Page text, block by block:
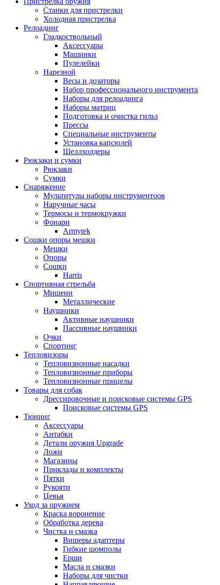
Станки для пристрелки
Холодная пристрелка
Релоадинг
Гладкоствольный
Аксессуары
Машинки
Пулелейки
Нарезной
Весы и дозаторы
Набор профессионального инструмента
Наборы для релоадинга
Наборы матриц
Подготовка и очистка гильз
Прессы
Специальные инструменты
Установка капсюлей
Шеллхолдеры
Рюкзаки и сумки
Рюкзаки
Сумки
Снаряжение
Мультитулы наборы инструментоов
Наручные часы
Термосы и термокружки
Фонари
Armytek
Сошки опоры мешки
Мешки
Опоры
Сошки
Harris
Спортивная стрельба
Мишени
Металлические
Наушники
Активные наушники
Пассивные наушники
Очки
Спортинг
Тепловизоры
Тепловизионные насадки
Тепловизионные приборы
Тепловизионные прицелы
Товары для собак
Дрессировочные и поисковые системы GPS
Поисковые системы GPS
Тюнинг
Аксессуары
Антабки
Детали оружия Upgrade
Ложи
Магазины
Приклады и комплекты
Пятки
Рукояти
Цевья
Уход за оружием
Краска воронение
Обработка дерева
Чистка и смазка
Вишеры адаптеры
Гибкие шомполы
Ерши
Масла и смазки
Наборы для чистки